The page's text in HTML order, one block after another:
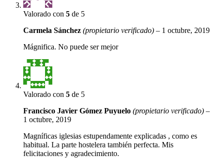
Valorado con 5 de 5
Carmela Sánchez (propietario verificado) – 1 octubre, 2019
Mágnifica. No puede ser mejor
Valorado con 5 de 5
Francisco Javier Gómez Puyuelo (propietario verificado) –
1 octubre, 2019
Magníficas iglesias estupendamente explicadas , como es
habitual. La parte hostelera también perfecta. Mis
felicitaciones y agradecimiento.